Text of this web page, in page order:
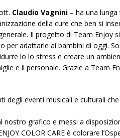
Claudio Vagnini – ha una
della cure che ben si
Il progetto di Team Enjoy
per adattarle ai bambini di oggi.
lo lo stress e creare un
e il personale. Grazie a Team
eventi musicali e culturali
grafico e messi a
COLOR CARE è colorare